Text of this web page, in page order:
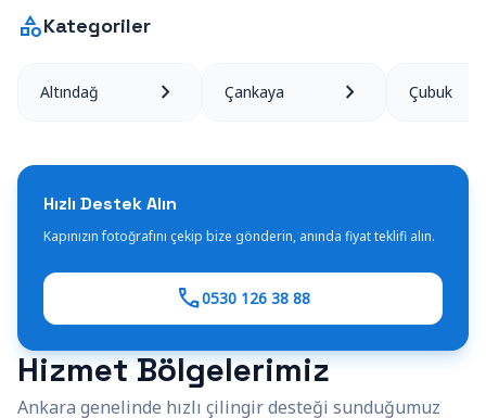
categoryKategoriler
Altındağ chevron_right Çankaya chevron_right Çubuk
Hızlı Destek Alın
Kapınızın fotoğrafını çekip bize gönderin, anında fiyat teklifi alın.
call0530 126 38 88
Hizmet Bölgelerimiz
Ankara genelinde hızlı çilingir desteği sunduğumuz